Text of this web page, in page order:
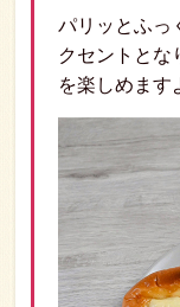
パリッとふっ
クセントとな
を楽しめます